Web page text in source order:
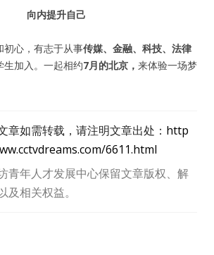
向内提升自己
初心，有志于从事传媒、金融、科技、法律
加入。一起相约7月的北京， 来体验一场梦
章如需转载，请注明文章出处： http
6611.html
青年人才发展中心保留文章版权、解
及相关权益。